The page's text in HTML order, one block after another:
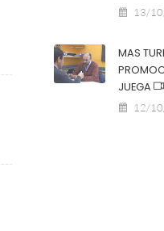
13/
MAS
JUEGA
12/